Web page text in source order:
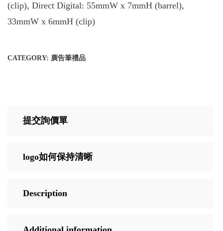
(clip), Direct Digital: 55mmW x 7mmH (barrel),
33mmW x 6mmH (clip)
CATEGORY: 廣告筆禮品
提交詢價單
logo如何保持清晰
Description